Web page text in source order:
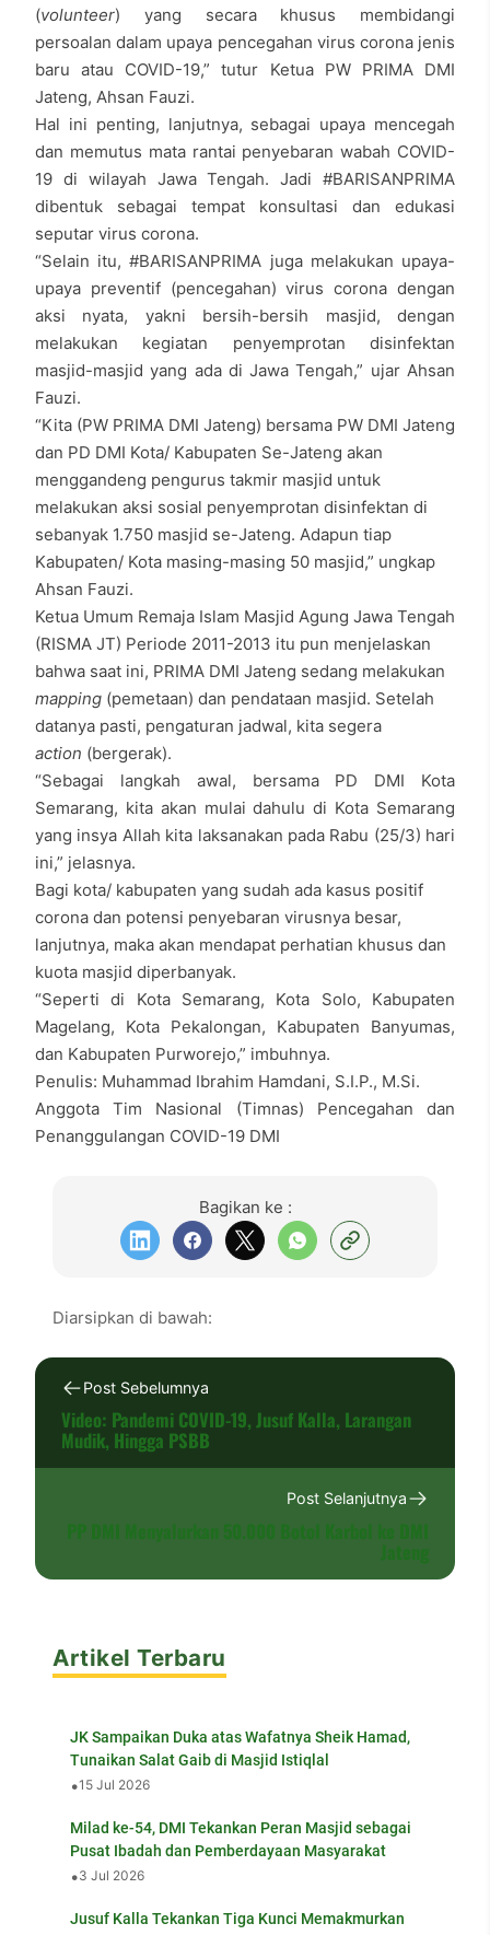
(volunteer) yang secara khusus membidangi
persoalan dalam upaya pencegahan virus corona jenis
baru atau COVID-19,” tutur Ketua PW PRIMA DMI
Jateng, Ahsan Fauzi.
Hal ini penting, lanjutnya, sebagai upaya mencegah
dan memutus mata rantai penyebaran wabah COVID-
19 di wilayah Jawa Tengah. Jadi #BARISANPRIMA
dibentuk sebagai tempat konsultasi dan edukasi
seputar virus corona.
“Selain itu, #BARISANPRIMA juga melakukan upaya-
upaya preventif (pencegahan) virus corona dengan
aksi nyata, yakni bersih-bersih masjid, dengan
melakukan kegiatan penyemprotan disinfektan
masjid-masjid yang ada di Jawa Tengah,” ujar Ahsan
Fauzi.
“Kita (PW PRIMA DMI Jateng) bersama PW DMI Jateng
dan PD DMI Kota/ Kabupaten Se-Jateng akan
menggandeng pengurus takmir masjid untuk
melakukan aksi sosial penyemprotan disinfektan di
sebanyak 1.750 masjid se-Jateng. Adapun tiap
Kabupaten/ Kota masing-masing 50 masjid,” ungkap
Ahsan Fauzi.
Ketua Umum Remaja Islam Masjid Agung Jawa Tengah
(RISMA JT) Periode 2011-2013 itu pun menjelaskan
bahwa saat ini, PRIMA DMI Jateng sedang melakukan
mapping (pemetaan) dan pendataan masjid. Setelah
datanya pasti, pengaturan jadwal, kita segera
action (bergerak).
“Sebagai langkah awal, bersama PD DMI Kota
Semarang, kita akan mulai dahulu di Kota Semarang
yang insya Allah kita laksanakan pada Rabu (25/3) hari
ini,” jelasnya.
Bagi kota/ kabupaten yang sudah ada kasus positif
corona dan potensi penyebaran virusnya besar,
lanjutnya, maka akan mendapat perhatian khusus dan
kuota masjid diperbanyak.
“Seperti di Kota Semarang, Kota Solo, Kabupaten
Magelang, Kota Pekalongan, Kabupaten Banyumas,
dan Kabupaten Purworejo,” imbuhnya.
Penulis: Muhammad Ibrahim Hamdani, S.I.P., M.Si.
Anggota Tim Nasional (Timnas) Pencegahan dan
Penanggulangan COVID-19 DMI
Bagikan ke :
Diarsipkan di bawah:
Post Sebelumnya
Video: Pandemi COVID-19, Jusuf Kalla, Larangan
Mudik, Hingga PSBB
Post Selanjutnya
Artikel Terbaru
JK Sampaikan Duka atas Wafatnya Sheik Hamad,
Tunaikan Salat Gaib di Masjid Istiqlal
•15 Jul 2026
Milad ke-54, DMI Tekankan Peran Masjid sebagai
Pusat Ibadah dan Pemberdayaan Masyarakat
•3 Jul 2026
Jusuf Kalla Tekankan Tiga Kunci Memakmurkan